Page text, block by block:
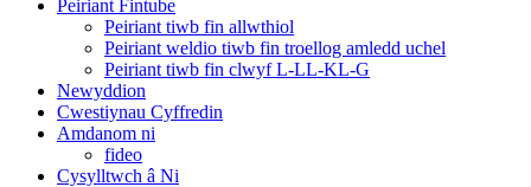
Peiriant Fintube
Peiriant tiwb fin allwthiol
Peiriant weldio tiwb fin troellog amledd uchel
Peiriant tiwb fin clwyf L-LL-KL-G
Newyddion
Cwestiynau Cyffredin
Amdanom ni
fideo
Cysylltwch â Ni